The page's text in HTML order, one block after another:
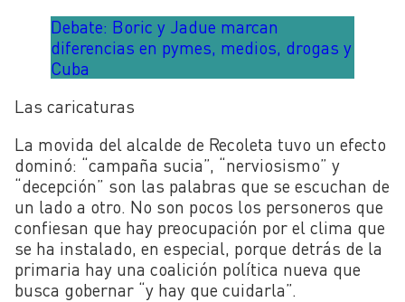
Debate: Boric y Jadue marcan
diferencias en pymes, medios, drogas y
Cuba
Las caricaturas
La movida del alcalde de Recoleta tuvo un efecto
dominó: “campaña sucia”, “nerviosismo” y
“decepción” son las palabras que se escuchan de
un lado a otro. No son pocos los personeros que
confiesan que hay preocupación por el clima que
se ha instalado, en especial, porque detrás de la
primaria hay una coalición política nueva que
busca gobernar “y hay que cuidarla”.